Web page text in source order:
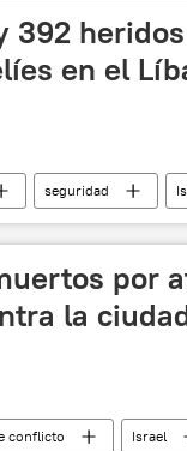
392
en el
seguridad
📰
por
la
conflicto Israel